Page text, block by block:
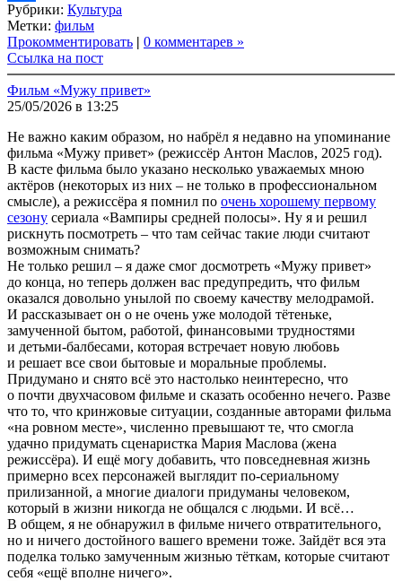
Link
Share
Рубрики: Культура
Метки: фильм
Прокомментировать | 0 комментарев »
Ссылка на пост
Фильм «Мужу привет»
25/05/2026 в 13:25
Не важно каким образом, но набрёл я недавно на упоминание
фильма «Мужу привет» (режиссёр Антон Маслов, 2025 год).
В касте фильма было указано несколько уважаемых мною
актёров (некоторых из них – не только в профессиональном
смысле), а режиссёра я помнил по очень хорошему первому
сезону сериала «Вампиры средней полосы». Ну я и решил
рискнуть посмотреть – что там сейчас такие люди считают
возможным снимать?
Не только решил – я даже смог досмотреть «Мужу привет»
до конца, но теперь должен вас предупредить, что фильм
оказался довольно унылой по своему качеству мелодрамой.
И рассказывает он о не очень уже молодой тётеньке,
замученной бытом, работой, финансовыми трудностями
и детьми-балбесами, которая встречает новую любовь
и решает все свои бытовые и моральные проблемы.
Придумано и снято всё это настолько неинтересно, что
о почти двухчасовом фильме и сказать особенно нечего. Разве
что то, что кринжовые ситуации, созданные авторами фильма
«на ровном месте», численно превышают те, что смогла
удачно придумать сценаристка Мария Маслова (жена
режиссёра). И ещё могу добавить, что повседневная жизнь
примерно всех персонажей выглядит по-сериальному
прилизанной, а многие диалоги придуманы человеком,
который в жизни никогда не общался с людьми. И всё…
В общем, я не обнаружил в фильме ничего отвратительного,
но и ничего достойного вашего времени тоже. Зайдёт вся эта
поделка только замученным жизнью тёткам, которые считают
себя «ещё вполне ничего».